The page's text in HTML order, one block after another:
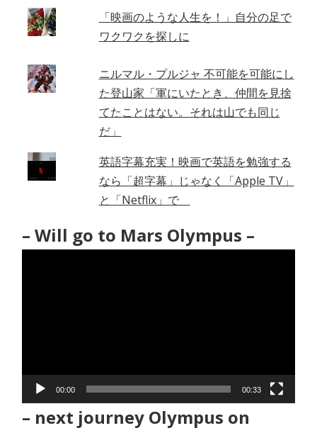
「映画のような人生を！」自分の足で
ワクワクを探しに
ニルマル・プルジャ 不可能を可能にし
た登山家「軍にいたとき、仲間を見捨
てたことはない。それは山でも同じ
だ」
英語字幕充実！映画で英語を勉強する
なら「超字幕」じゃなく「Apple TV」
と「Netflix」で
– Will go to Mars Olympus –
ー
00:00 00:33
– next journey Olympus on